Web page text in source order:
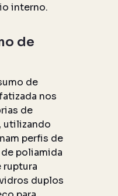
interno.
de
de
nos
de
utilizando
perfis de
poliamida
ruptura
duplos